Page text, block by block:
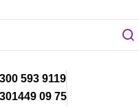
593 9119
09 75